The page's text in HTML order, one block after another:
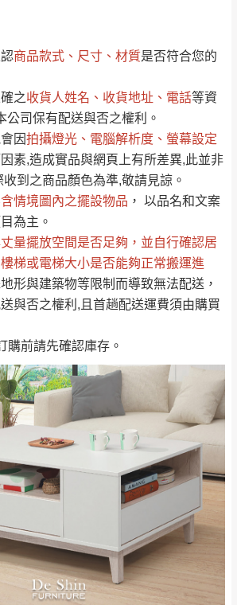
商品款式、尺寸、材質是否符合您的
之收貨人姓名、收貨地址、電話等資
公司保有配送與否之權利。
因拍攝燈光、電腦解析度、螢幕設定
素,造成實品與網頁上有所差異,此並非
到之商品顏色為準,敬請見諒。
情境圖內之擺設物品 ， 以品名和文案
為主。
量擺放空間是否足夠 ，並自行確認居
樓梯或電梯大小是否能夠正常搬運進
形與建築物等限制而導致無法配送，
與否之權利,且首趟配送運費須由購買
購前請先確認庫存。
運 費 說 明
運送費用
偏遠地區
（請先線上詢問 LINE
→@dershin ）
免 運
費
＊A108產品另收運費
復興鄉
峨眉鄉、五峰鄉、
橫山、北埔鄉、尖
石鄉、寶山鄉山
區、新埔山區、芎
無
雙溪、貢寮、烏
來、平溪、九份、
石門、林口 下福
里、新店山區、三
峽山區、石碇、坪
林、福隆、淡水山
區、北投湖山路、
深坑山區
$ 9,000以上：免
多，網頁無法及時更新，如有需
，請於出發前來電或到「官方
來信確認商品是否有「現貨」與
庫存有異常，商家有權取消訂
品恕無法更改原設計或客製，敬請
內(不含例假日)，我們客服會與您
E-Mail通知確認訂單。
服 LINE → @dershin）
問是否現貨 ，若未詢問下單後無
服會再來電或E-Mail與您聯絡
式請搜尋 Line ID →
法提供運送 (詳見運送規章)。
；其它地區暫不開放，如因特殊
(山區、鄉、鎮、村)、樓梯太小、無
等因素，導致無法配送，本公司
權利。
人員的工作安全，賣家無提供吊掛
需以吊車或其他的吊掛方式吊運，
買方自行支付。
論高至低排列
列 只顯示附上圖片